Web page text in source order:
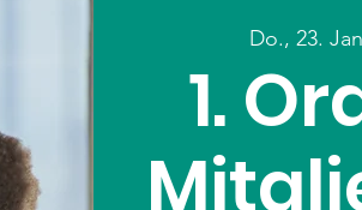
Do., 23.
1.